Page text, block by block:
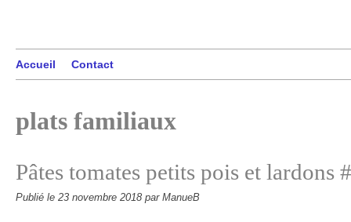
Accueil Contact
plats familiaux
Pâtes tomates petits pois et lardons
Publié le 23 novembre 2018 par ManueB